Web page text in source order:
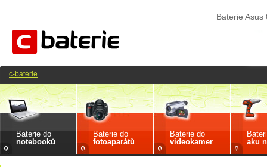
Baterie
Baterie do
notebooků
Baterie do
fotoaparátů
Baterie do
videokamer
aku
c-baterie